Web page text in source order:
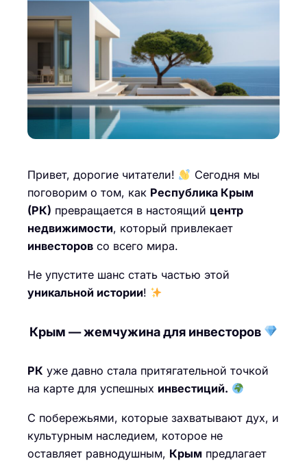
Привет, дорогие читатели!
Сегодня мы
поговорим о том, как Республика Крым
(РК) превращается в настоящий центр
недвижимости, который привлекает
инвесторов со всего мира.
Не упустите шанс стать частью этой
уникальной истории!
Крым — жемчужина для инвесторов
РК уже давно стала притягательной точкой
на карте для успешных инвестиций.
С побережьями, которые захватывают дух, и
культурным наследием, которое не
оставляет равнодушным, Крым предлагает